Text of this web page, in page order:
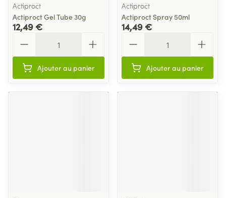
Actiproct
Actiproct Gel Tube 30g
12,49 €
Ajouter au panier
Actiproct
Actiproct Spray 50ml
14,49 €
Ajouter au panier